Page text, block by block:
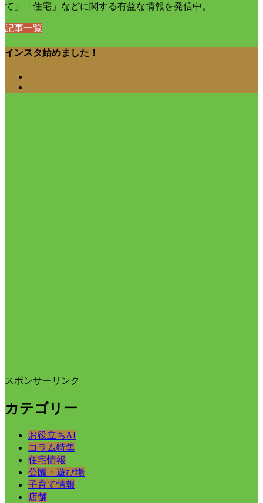
て」「住宅」などに関する有益な情報を発信中。
記事一覧
インスタ始めました！
スポンサーリンク
カテゴリー
お役立ちAI
コラム特集
住宅情報
公園・遊び場
子育て情報
店舗